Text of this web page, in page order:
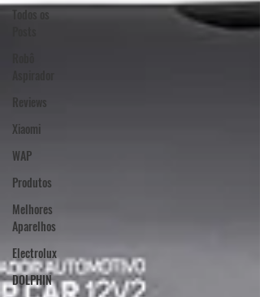
Todos os
Reviews
Xiaomi
WAP
Produtos
Melhores
Aparelhos
Electrolux
DOLPHIN